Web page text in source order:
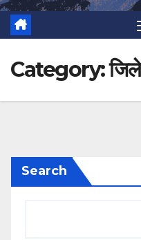
Category:जिले
Search